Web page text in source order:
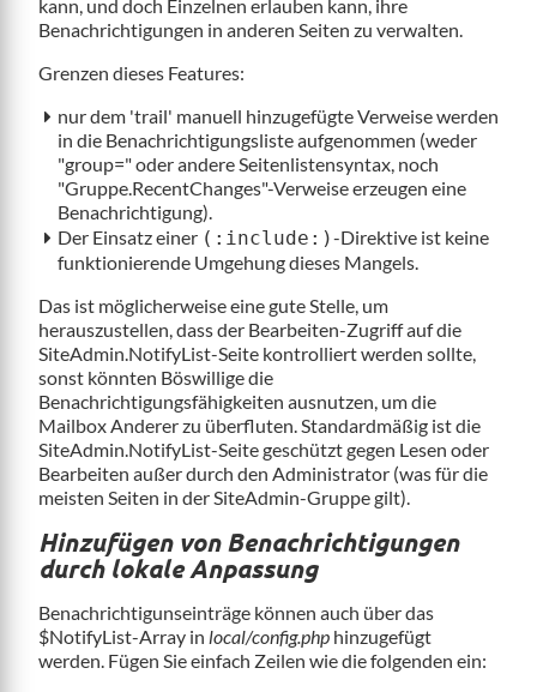
kann, und doch Einzelnen erlauben kann, ihre
Benachrichtigungen in anderen Seiten zu verwalten.
Grenzen dieses Features:
nur dem 'trail' manuell hinzugefügte Verweise werden
in die Benachrichtigungsliste aufgenommen (weder
"group=" oder andere Seitenlistensyntax, noch
"Gruppe.RecentChanges"-Verweise erzeugen eine
Benachrichtigung).
Der Einsatz einer (:include:)-Direktive ist keine
funktionierende Umgehung dieses Mangels.
Das ist möglicherweise eine gute Stelle, um
herauszustellen, dass der Bearbeiten-Zugriff auf die
SiteAdmin.NotifyList-Seite kontrolliert werden sollte,
sonst könnten Böswillige die
Benachrichtigungsfähigkeiten ausnutzen, um die
Mailbox Anderer zu überfluten. Standardmäßig ist die
SiteAdmin.NotifyList-Seite geschützt gegen Lesen oder
Bearbeiten außer durch den Administrator (was für die
meisten Seiten in der SiteAdmin-Gruppe gilt).
Hinzufügen von Benachrichtigungen
durch lokale Anpassung
Benachrichtigunseinträge können auch über das
$NotifyList-Array in local/config.php hinzugefügt
werden. Fügen Sie einfach Zeilen wie die folgenden ein: